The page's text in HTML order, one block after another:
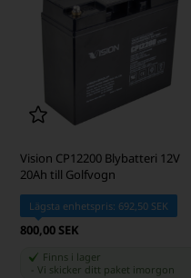
Vision CP12200 Blybatteri 12V
20Ah till Golfvogn
Lägsta enhetspris: 692,50 SEK
800,00 SEK
Finns i lager
-Vi skicker ditt paket imorgon